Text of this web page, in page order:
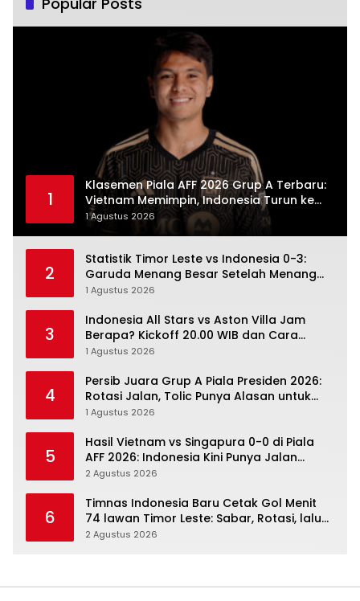
1
Klasemen Piala AFF 2026 Grup A Terbaru:
Vietnam Memimpin, Indonesia Turun ke
Posisi Tiga
1 Agustus 2026
2
Statistik Timor Leste vs Indonesia 0-3:
Garuda Menang Besar Setelah Menang
Angka Lebih Dulu
1 Agustus 2026
3
Indonesia All Stars vs Aston Villa Jam
Berapa? Kickoff 20.00 WIB dan Cara
Nonton Resminya
1 Agustus 2026
4
Persib Juara Grup A Piala Presiden 2026:
Rotasi Jalan, Tolic Punya Alasan untuk
Percaya
1 Agustus 2026
5
Hasil Vietnam vs Singapura 0-0 di Piala
AFF 2026: Indonesia Kini Punya Jalan
Terbuka
2 Agustus 2026
6
Timnas Indonesia Baru Cetak Gol Menit
74 lawan Timor Leste: Sabar, Rotasi, lalu
Pecah
2 Agustus 2026